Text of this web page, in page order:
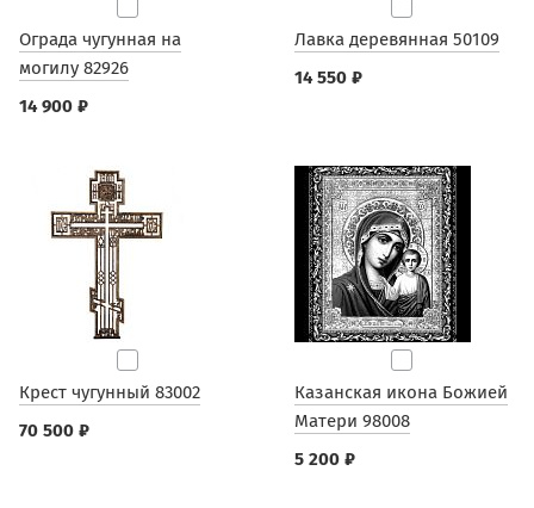
Ограда чугунная на
могилу 82926
14 900 ₽
Лавка деревянная 50109
14 550 ₽
Крест чугунный 83002
70 500 ₽
Казанская икона Божией
Матери 98008
5 200 ₽